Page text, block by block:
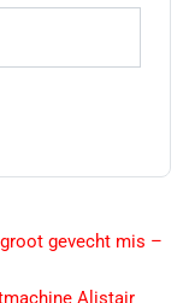
gevecht mis –
Alistair